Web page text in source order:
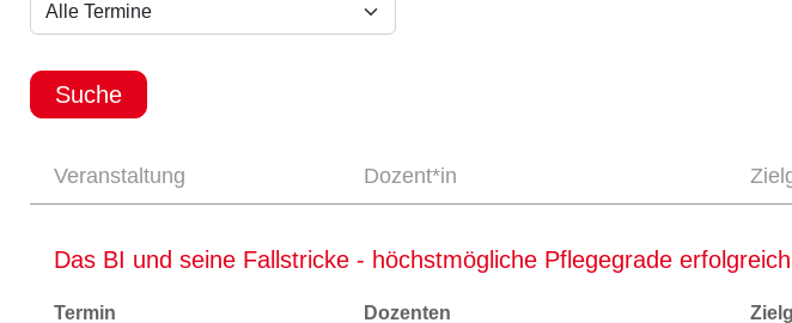
Veranstaltung Dozent*in
Das BI und seine Fallstricke - höchstmögliche Pflegegrade
Termin Dozenten